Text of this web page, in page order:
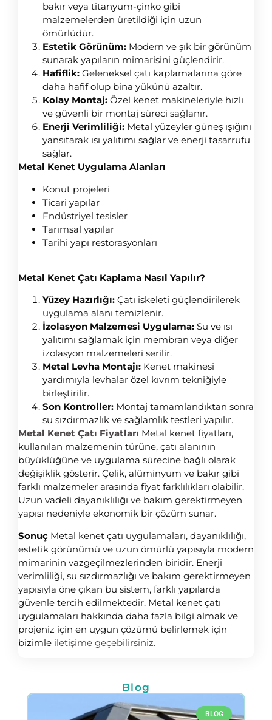
bakır veya titanyum-çinko gibi
malzemelerden üretildiği için uzun
ömürlüdür.
Estetik Görünüm: Modern ve şık bir görünüm
sunarak yapıların mimarisini güçlendirir.
Hafiflik: Geleneksel çatı kaplamalarına göre
daha hafif olup bina yükünü azaltır.
Kolay Montaj: Özel kenet makineleriyle hızlı
ve güvenli bir montaj süreci sağlanır.
Enerji Verimliliği: Metal yüzeyler güneş ışığını
yansıtarak ısı yalıtımı sağlar ve enerji tasarrufu
sağlar.
Metal Kenet Uygulama Alanları
Konut projeleri
Ticari yapılar
Endüstriyel tesisler
Tarımsal yapılar
Tarihi yapı restorasyonları
Metal Kenet Çatı Kaplama Nasıl Yapılır?
Yüzey Hazırlığı: Çatı iskeleti güçlendirilerek
uygulama alanı temizlenir.
İzolasyon Malzemesi Uygulama: Su ve ısı
yalıtımı sağlamak için membran veya diğer
izolasyon malzemeleri serilir.
Metal Levha Montajı: Kenet makinesi
yardımıyla levhalar özel kıvrım tekniğiyle
birleştirilir.
Son Kontroller: Montaj tamamlandıktan sonra
su sızdırmazlık ve sağlamlık testleri yapılır.
Metal Kenet Çatı Fiyatları Metal kenet fiyatları,
kullanılan malzemenin türüne, çatı alanının
büyüklüğüne ve uygulama sürecine bağlı olarak
değişiklik gösterir. Çelik, alüminyum ve bakır gibi
farklı malzemeler arasında fiyat farklılıkları olabilir.
Uzun vadeli dayanıklılığı ve bakım gerektirmeyen
yapısı nedeniyle ekonomik bir çözüm sunar.
Sonuç Metal kenet çatı uygulamaları, dayanıklılığı,
estetik görünümü ve uzun ömürlü yapısıyla modern
mimarinin vazgeçilmezlerinden biridir. Enerji
verimliliği, su sızdırmazlığı ve bakım gerektirmeyen
yapısıyla öne çıkan bu sistem, farklı yapılarda
güvenle tercih edilmektedir. Metal kenet çatı
uygulamaları hakkında daha fazla bilgi almak ve
projeniz için en uygun çözümü belirlemek için
bizimle iletişime geçebilirsiniz.
Blog
BLOG